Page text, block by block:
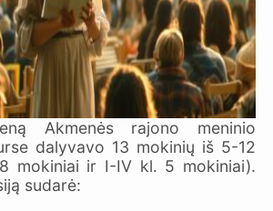
Akmenės rajono meninio
dalyvavo 13 mokinių iš 5-12
mokiniai ir I-IV kl. 5 mokiniai).
sudarė: